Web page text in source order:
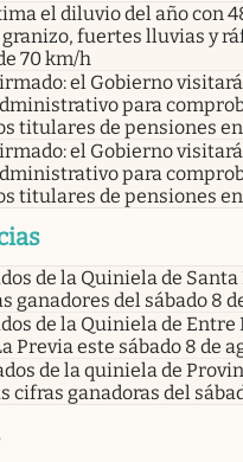
el diluvio del año con
fuertes lluvias y
70 km/h
el Gobierno
para
titulares de pensiones
el Gobierno
para
titulares de pensiones
de la Quiniela de Santa
ganadores del sábado 8
de la Quiniela de Entre
Previa este sábado 8 de
de la quiniela de
cifras ganadoras del